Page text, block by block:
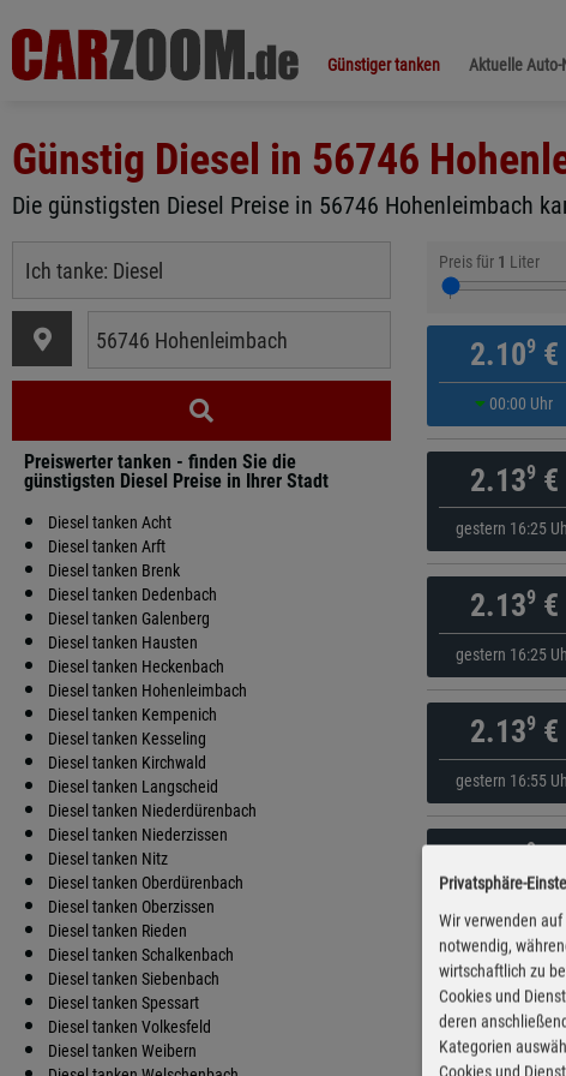
Günstiger tanken Aktuelle Auto-
Günstig Diesel in 56746
Die günstigsten Diesel Preise in 56746 Hohenleimbach
Preiswerter tanken - finden Sie die
günstigsten Diesel Preise in Ihrer Stadt
Diesel tanken Acht
Diesel tanken Arft
Diesel tanken Brenk
Diesel tanken Dedenbach
Diesel tanken Galenberg
Diesel tanken Hausten
Diesel tanken Heckenbach
Diesel tanken Hohenleimbach
Diesel tanken Kempenich
Diesel tanken Kesseling
Diesel tanken Kirchwald
Diesel tanken Langscheid
Diesel tanken Niederdürenbach
Diesel tanken Niederzissen
Diesel tanken Nitz
Diesel tanken Oberdürenbach
Diesel tanken Oberzissen
Diesel tanken Rieden
Diesel tanken Schalkenbach
Diesel tanken Siebenbach
Diesel tanken Spessart
Diesel tanken Volkesfeld
Diesel tanken Weibern
Preis für 1 Liter
2.109€
00:00 Uhr
2.139€
gestern 16:25
2.139€
gestern 16:25
2.139€
gestern 16:55
2.149€
2.149€
gestern 16:55
Privatsphäre-
Wir verwenden
notwendig,
wirtschaftlich zu
Cookies und
deren
Kategorien
Cookies und